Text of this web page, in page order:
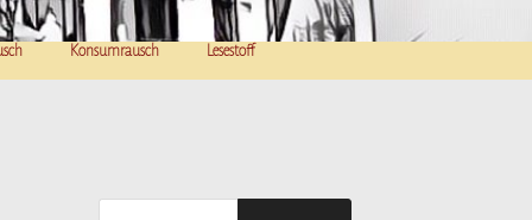
Konsumrausch
Lesestoff